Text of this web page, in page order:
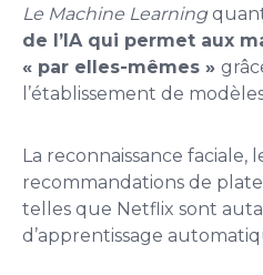
Le Machine Learning
de l’IA qui permet aux
« par elles-mêmes »
l’établissement de
La reconnaissance
recommandations de
telles que Netflix sont
d’apprentissage